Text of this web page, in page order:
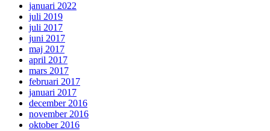
januari 2022
juli 2019
juli 2017
juni 2017
maj 2017
april 2017
mars 2017
februari 2017
januari 2017
december 2016
november 2016
oktober 2016